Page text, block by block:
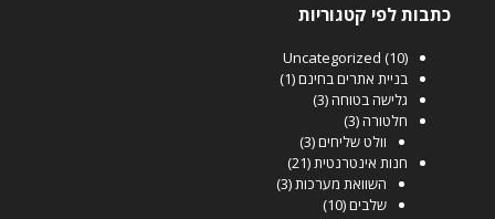
כתבות לפי קטגוריות
Uncategorized (10)
בניית אתרים בחינם(1)
גלישה בטוחה(3)
חלטורה(3)
וולט שליחים(3)
חנות אינטרנטית(21)
השוואת מערכות(3)
שלבים(10)